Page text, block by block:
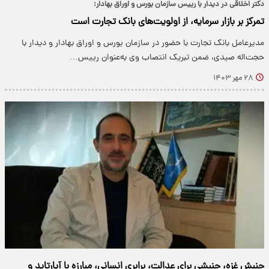
دکتر اخلاقی در دیدار با رییس سازمان بورس و اوراق بهادار:
تمرکز بر بازار سرمایه، از اولویت‌های بانک تجارت است
مدیرعامل بانک تجارت با حضور در سازمان بورس و اوراق بهادار و دیدار با
حجت‌اله صیدی، ضمن تبریک انتصاب وی به‌عنوان رییس…
۲۸ مهر ۱۴۰۳